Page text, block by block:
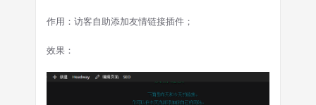
作用：访客自助添加友情链接插件；
效果：